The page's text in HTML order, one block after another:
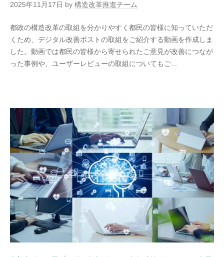
2025年11月17日 by 構造改革推進チーム
都政の構造改革の取組を分かりやすく都民の皆様に知っていただ
くため、デジタル改善ポストの取組をご紹介する動画を作成しま
した。動画では都民の皆様から寄せられたご意見が改善につなが
った事例や、ユーザーレビューの取組についてもご...